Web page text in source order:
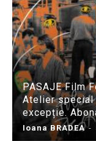
PASAJE Film
Atelier special
excepție.
Ioana BRADEA -